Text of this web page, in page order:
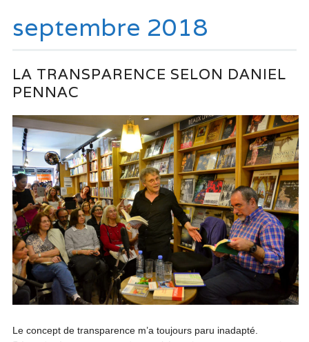
septembre 2018
LA TRANSPARENCE SELON DANIEL
PENNAC
Le concept de transparence m’a toujours paru inadapté.